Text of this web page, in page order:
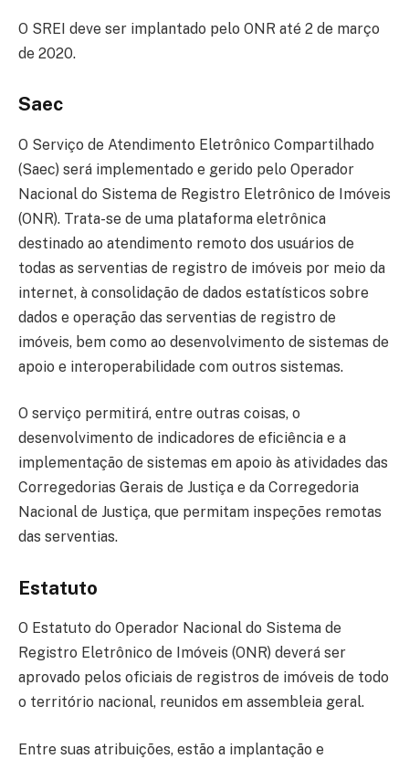
O SREI deve ser implantado pelo ONR até 2 de março
de 2020.
Saec
O Serviço de Atendimento Eletrônico Compartilhado
(Saec) será implementado e gerido pelo Operador
Nacional do Sistema de Registro Eletrônico de Imóveis
(ONR). Trata-se de uma plataforma eletrônica
destinado ao atendimento remoto dos usuários de
todas as serventias de registro de imóveis por meio da
internet, à consolidação de dados estatísticos sobre
dados e operação das serventias de registro de
imóveis, bem como ao desenvolvimento de sistemas de
apoio e interoperabilidade com outros sistemas.
O serviço permitirá, entre outras coisas, o
desenvolvimento de indicadores de eficiência e a
implementação de sistemas em apoio às atividades das
Corregedorias Gerais de Justiça e da Corregedoria
Nacional de Justiça, que permitam inspeções remotas
das serventias.
Estatuto
O Estatuto do Operador Nacional do Sistema de
Registro Eletrônico de Imóveis (ONR) deverá ser
aprovado pelos oficiais de registros de imóveis de todo
o território nacional, reunidos em assembleia geral.
Entre suas atribuições, estão a implantação e